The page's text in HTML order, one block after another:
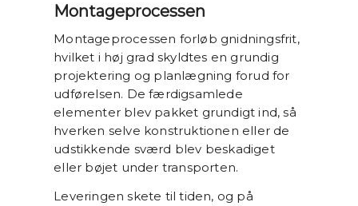
Montageprocessen
Montageprocessen forløb gnidningsfrit,
hvilket i høj grad skyldtes en grundig
projektering og planlægning forud for
udførelsen. De færdigsamlede
elementer blev pakket grundigt ind, så
hverken selve konstruktionen eller de
udstikkende sværd blev beskadiget
eller bøjet under transporten.
Leveringen skete til tiden, og på